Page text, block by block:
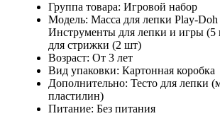
Группа товара: Игровой набор
Модель: Масса для лепки Play-Doh
Инструменты для лепки и игры
для стрижки (2 шт)
Возраст: От 3 лет
Вид упаковки: Картонная коробка
Дополнительно: Тесто для лепки
пластилин)
Питание: Без питания